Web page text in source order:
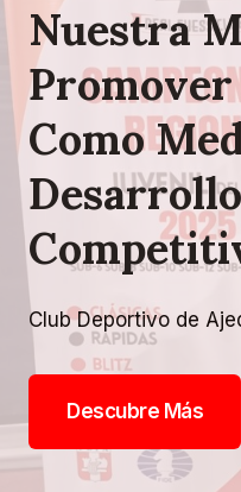
Nuestra
Como
Club Deportivo de
Descubre Más